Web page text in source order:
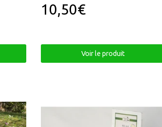
Prix
régulier
10,50€
Voir le produit